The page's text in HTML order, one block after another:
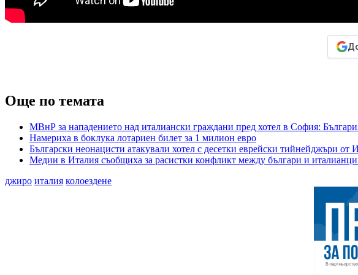
Още по темата
МВнР за нападението над италиански граждани пред хотел в София:
Намериха в боклука лотариен билет за 1 милион евро
Български неонацисти атакували хотел с десетки еврейски тийнейджъри
Медии в Италия съобщиха за расистки конфликт между българи и
джиро италия колоездене